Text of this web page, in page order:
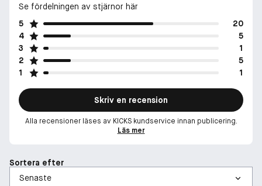
Se fördelningen av stjärnor här
5
20
4
5
3
1
2
5
1
1
Skriv en recension
Alla recensioner läses av KICKS kundservice innan publicering.
Läs mer
Sortera efter